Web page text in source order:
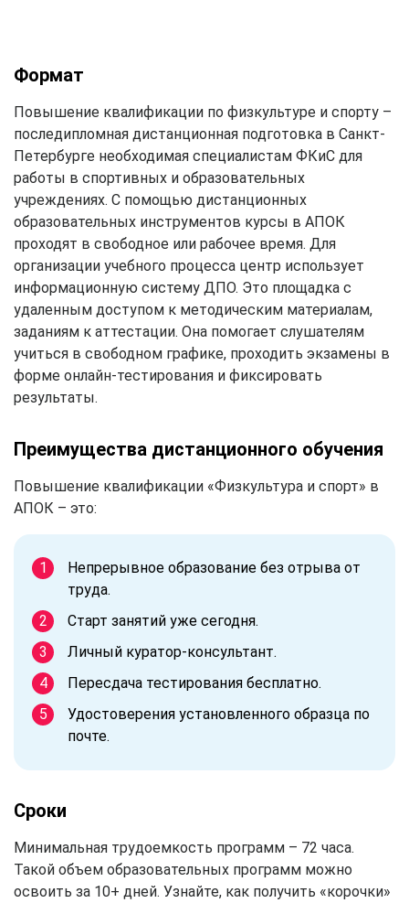
Формат
Повышение квалификации по физкультуре и спорту –
последипломная дистанционная подготовка в Санкт-
Петербурге необходимая специалистам ФКиС для
работы в спортивных и образовательных
учреждениях. С помощью дистанционных
образовательных инструментов курсы в АПОК
проходят в свободное или рабочее время. Для
организации учебного процесса центр использует
информационную систему ДПО. Это площадка с
удаленным доступом к методическим материалам,
заданиям к аттестации. Она помогает слушателям
учиться в свободном графике, проходить экзамены в
форме онлайн-тестирования и фиксировать
результаты.
Преимущества дистанционного обучения
Повышение квалификации «Физкультура и спорт» в
АПОК – это:
Непрерывное образование без отрыва от
труда.
Старт занятий уже сегодня.
Личный куратор-консультант.
Пересдача тестирования бесплатно.
Удостоверения установленного образца по
почте.
Сроки
Минимальная трудоемкость программ – 72 часа.
Такой объем образовательных программ можно
освоить за 10+ дней. Узнайте, как получить «корочки»